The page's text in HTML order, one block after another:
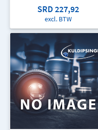
SRD 227,92
excl. BTW